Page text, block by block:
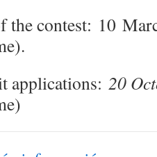
the contest: 10
applications: 20